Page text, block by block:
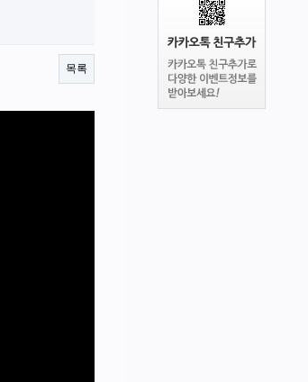
목록